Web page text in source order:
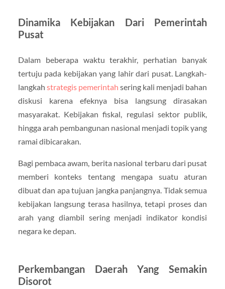
Dinamika Kebijakan Dari Pemerintah
Pusat
Dalam beberapa waktu terakhir, perhatian banyak
tertuju pada kebijakan yang lahir dari pusat. Langkah-
langkah strategis pemerintah sering kali menjadi bahan
diskusi karena efeknya bisa langsung dirasakan
masyarakat. Kebijakan fiskal, regulasi sektor publik,
hingga arah pembangunan nasional menjadi topik yang
ramai dibicarakan.
Bagi pembaca awam, berita nasional terbaru dari pusat
memberi konteks tentang mengapa suatu aturan
dibuat dan apa tujuan jangka panjangnya. Tidak semua
kebijakan langsung terasa hasilnya, tetapi proses dan
arah yang diambil sering menjadi indikator kondisi
negara ke depan.
Perkembangan Daerah Yang Semakin
Disorot